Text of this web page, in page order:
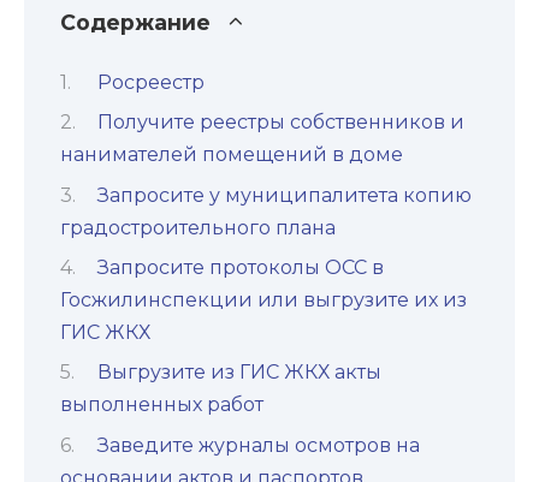
Содержание
Росреестр
Получите реестры собственников и
нанимателей помещений в доме
Запросите у муниципалитета копию
градостроительного плана
Запросите протоколы ОСС в
Госжилинспекции или выгрузите их из
ГИС ЖКХ
Выгрузите из ГИС ЖКХ акты
выполненных работ
Заведите журналы осмотров на